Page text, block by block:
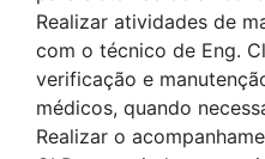
Realizar atividades de
com o técnico de Eng.
verificação e
médicos, quando
Realizar o